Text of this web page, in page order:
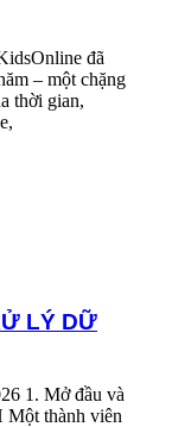
đã
– một chặng
thời gian,
LIỆU CÁ NHÂN
LÝ DỮ
1. Mở đầu và
Một thành viên